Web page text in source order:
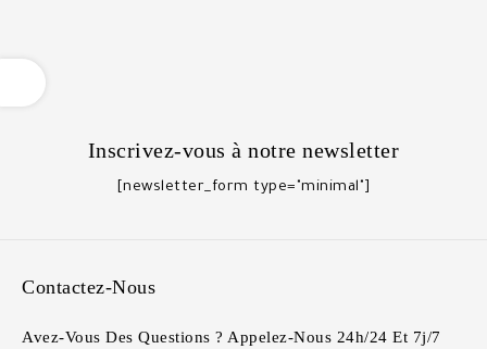
Inscrivez-vous à notre newsletter
[newsletter_form type="minimal"]
Contactez-Nous
Avez-Vous Des Questions ? Appelez-Nous 24h/24 Et 7j/7